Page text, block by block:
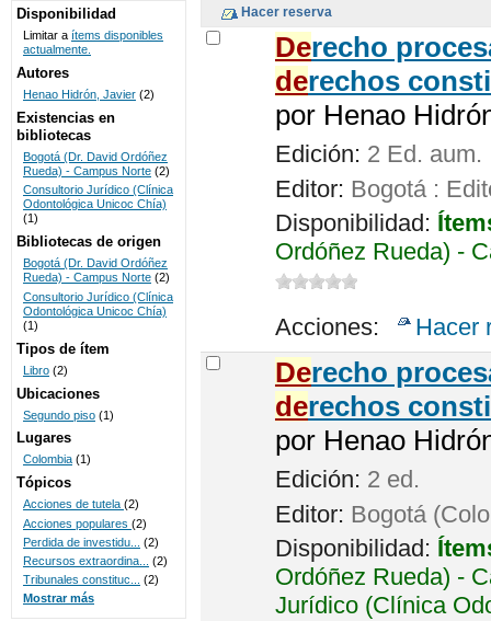
BIBLIOTECAS
UNICOC
Derecho
derechos
por Henao
Edición: 2 Ed. aum.
Editor: Bogotá :
Disponibilidad:
Ordóñez Rueda) -
Acciones: Hacer
Derecho
derechos
por Henao
Edición: 2 ed.
Editor: Bogotá
Disponibilidad:
Ordóñez Rueda) -
Jurídico (Clínica
Disponibilidad
Limitar a ítems disponibles
actualmente.
Autores
Henao Hidrón, Javier (2)
Existencias en
bibliotecas
Bogotá (Dr. David Ordóñez
Rueda) - Campus Norte (2)
Consultorio Jurídico (Clínica
Odontológica Unicoc Chía)
(1)
Bibliotecas de origen
Bogotá (Dr. David Ordóñez
Rueda) - Campus Norte (2)
Consultorio Jurídico (Clínica
Odontológica Unicoc Chía)
(1)
Tipos de ítem
Libro (2)
Ubicaciones
Segundo piso (1)
Lugares
Colombia (1)
Tópicos
Acciones de tutela (2)
Acciones populares (2)
Perdida de investidu...
(2)
Recursos extraordina...
(2)
Tribunales constituc...
(2)
Mostrar más